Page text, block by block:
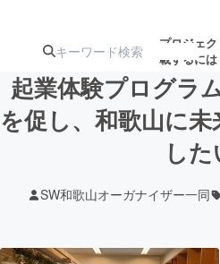
プロジェ
載するには
注目の新着プロ
起業体験プログラ
を促し、和歌山に
し
SW和歌山オーガナイザー一同